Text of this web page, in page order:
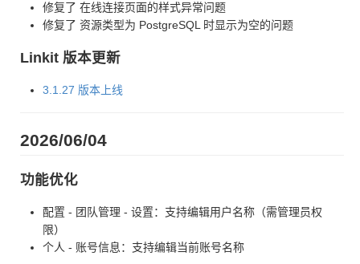
修复了 在线连接页面的样式异常问题
修复了 资源类型为 PostgreSQL 时显示为空的问题
Linkit 版本更新
3.1.27 版本上线
2026/06/04
功能优化
配置 - 团队管理 - 设置：支持编辑用户名称（需管理员权
限）
个人 - 账号信息：支持编辑当前账号名称